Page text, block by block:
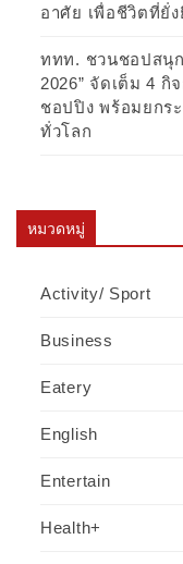
อาศัย เพื่อชีวิตที่ยั่
ททท. ชวนชอปสนุก
2026” จัดเต็ม 4 กิ
ชอปปิง พร้อมยกร
ทั่วโลก
หมวดหมู่
Activity/ Sport
Business
Eatery
English
Entertain
Health+